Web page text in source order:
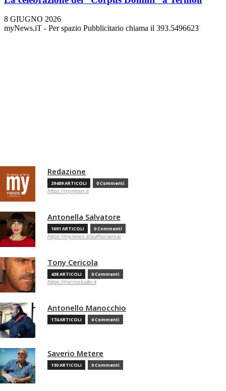
8 GIUGNO 2026
myNews.iT - Per spazio Pubblicitario chiama il 393.5496623
Redazione
29409 ARTICOLI 0 Commenti
https://mynews.it
Antonella Salvatore
1091 ARTICOLI 0 Commenti
https://mynews.it/author/ansa/
Tony Cericola
438 ARTICOLI 0 Commenti
https://microstudio.it
Antonello Manocchio
174 ARTICOLI 0 Commenti
Saverio Metere
130 ARTICOLI 0 Commenti